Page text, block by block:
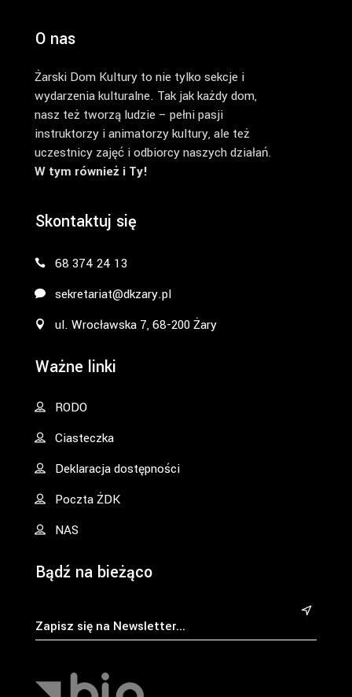
O nas
Żarski Dom Kultury to nie tylko sekcje i
wydarzenia kulturalne. Tak jak każdy dom,
nasz też tworzą ludzie – pełni pasji
instruktorzy i animatorzy kultury, ale też
uczestnicy zajęć i odbiorcy naszych działań.
W tym również i Ty!
Skontaktuj się
68 374 24 13
sekretariat@dkzary.pl
ul. Wrocławska 7, 68-200 Żary
Ważne linki
RODO
Ciasteczka
Deklaracja dostępności
Poczta ŻDK
NAS
Bądź na bieżąco
&